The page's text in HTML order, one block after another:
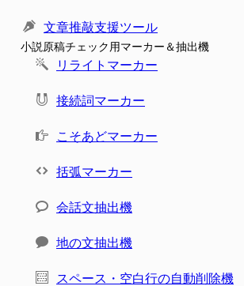
文章推敲支援ツール
小説原稿チェック用マーカー＆抽出機
リライトマーカー
接続詞マーカー
こそあどマーカー
括弧マーカー
会話文抽出機
地の文抽出機
スペース・空白行の自動削除機